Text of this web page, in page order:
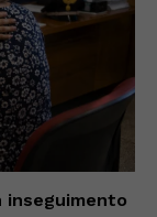
inseguimento